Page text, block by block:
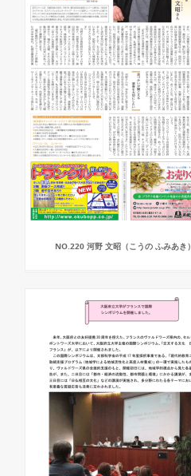
NO.220 河野 文昭（こうの ふみあき）